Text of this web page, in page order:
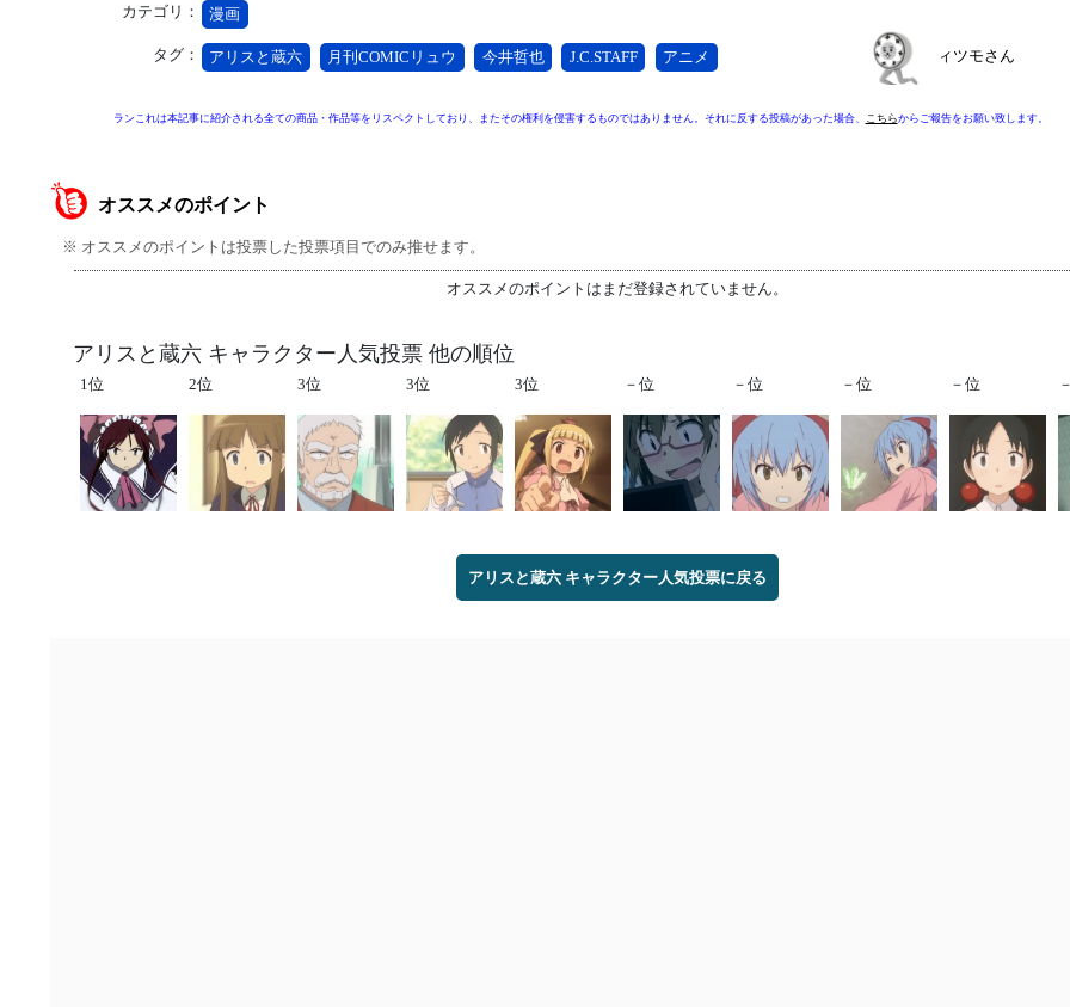
カテゴリ： 漫画
タグ： アリスと蔵六 月刊COMICリュウ 今井哲也 J.C.STAFF アニメ ィツモさん
ランこれは本記事に紹介される全ての商品・作品等をリスペクトしており、またその権利を侵害するものではありません。それに反する投稿があった場合、 こちらからご報告をお願い致します。
オススメのポイント
※ オススメのポイントは投票した投票項目でのみ推せます。
オススメのポイントはまだ登録されていません。
アリスと蔵六 キャラクター人気投票 他の順位
1位 2位 3位 3位 3位 －位 －位 －位 －位
アリスと蔵六 キャラクター人気投票に戻る